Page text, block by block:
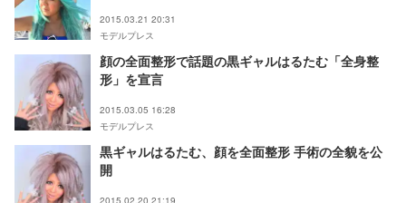
2015.03.21 20:31
モデルプレス
顔の全面整形で話題の黒ギャルはるたむ「全身整
形」を宣言
2015.03.05 16:28
モデルプレス
黒ギャルはるたむ、顔を全面整形 手術の全貌を公
開